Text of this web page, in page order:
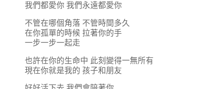
我們都愛你 我們永遠都愛你
不管在哪個角落 不管時間多久
在你孤單的時候 拉著你的手
一步一步一起走
也許在你的生命中 此刻變得一無所有
現在你就是我的 孩子和朋友